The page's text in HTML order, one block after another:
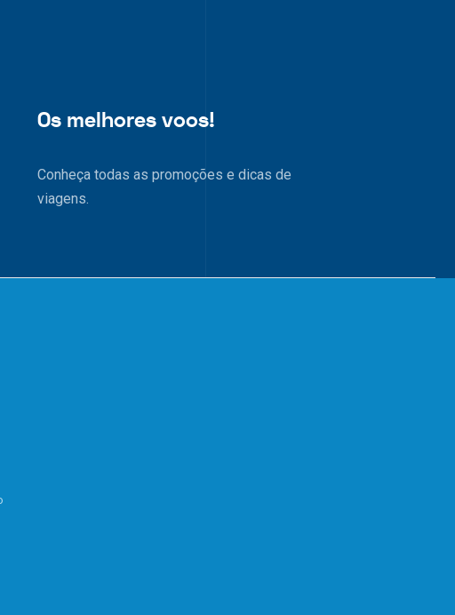
Os melhores voos!
Conheça todas as promoções e dicas de
viagens.